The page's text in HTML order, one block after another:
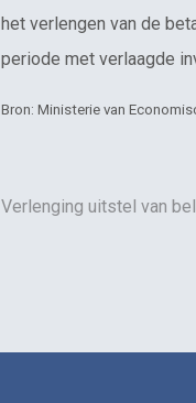
het verlengen van de
periode met verlaagde
Bron: Ministerie van
Verlenging uitstel van